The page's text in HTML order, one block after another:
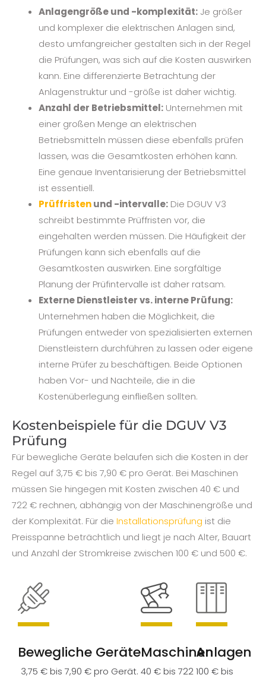
Anlagengröße und -komplexität: Je größer
und komplexer die elektrischen Anlagen sind,
desto umfangreicher gestalten sich in der Regel
die Prüfungen, was sich auf die Kosten auswirken
kann. Eine differenzierte Betrachtung der
Anlagenstruktur und -größe ist daher wichtig.
Anzahl der Betriebsmittel: Unternehmen mit
einer großen Menge an elektrischen
Betriebsmitteln müssen diese ebenfalls prüfen
lassen, was die Gesamtkosten erhöhen kann.
Eine genaue Inventarisierung der Betriebsmittel
ist essentiell.
Prüffristenund -intervalle: Die DGUV V3
schreibt bestimmte Prüffristen vor, die
eingehalten werden müssen. Die Häufigkeit der
Prüfungen kann sich ebenfalls auf die
Gesamtkosten auswirken. Eine sorgfältige
Planung der Prüfintervalle ist daher ratsam.
Externe Dienstleister vs. interne Prüfung:
Unternehmen haben die Möglichkeit, die
Prüfungen entweder von spezialisierten externen
Dienstleistern durchführen zu lassen oder eigene
interne Prüfer zu beschäftigen. Beide Optionen
haben Vor- und Nachteile, die in die
Kostenüberlegung einfließen sollten.
Kostenbeispiele für die DGUV V3
Prüfung
Für bewegliche Geräte belaufen sich die Kosten in der
Regel auf 3,75 € bis 7,90 € pro Gerät. Bei Maschinen
müssen Sie hingegen mit Kosten zwischen 40 € und
722 € rechnen, abhängig von der Maschinengröße und
der Komplexität. Für die Installationsprüfung ist die
Preisspanne beträchtlich und liegt je nach Alter, Bauart
und Anzahl der Stromkreise zwischen 100 € und 500 €.
Bewegliche Geräte
3,75 € bis 7,90 € pro Gerät.
Maschinen
40 € bis 722
Anlagen
100 € bis